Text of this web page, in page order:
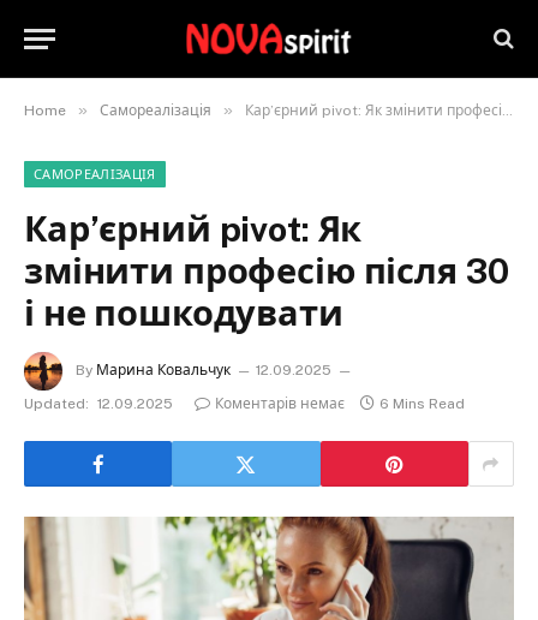
Home » Самореалізація » Кар’єрний pivot: Як змінити професію після 30 і не пошкодувати
САМОРЕАЛІЗАЦІЯ
Кар’єрний pivot: Як
змінити професію після 30
і не пошкодувати
By Марина Ковальчук
12.09.2025
Updated: 12.09.2025 Коментарів немає 6 Mins Read